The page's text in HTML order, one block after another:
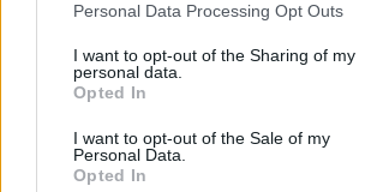
Personal Data Processing Opt Outs
I want to opt-out of the Sharing of my
personal data.
Opted In
I want to opt-out of the Sale of my
Personal Data.
Opted In